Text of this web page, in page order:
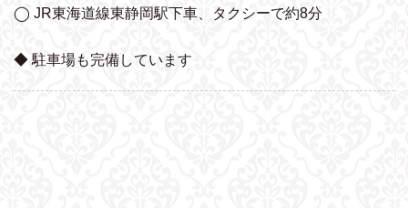
◯ JR東海道線東静岡駅下車、タクシーで約8分
◆ 駐車場も完備しています